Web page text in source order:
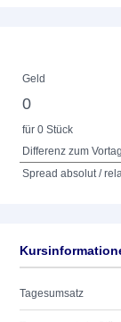
Geld
0
für 0 Stück
Differenz zum Vortag
Spread absolut /
Tagesumsatz